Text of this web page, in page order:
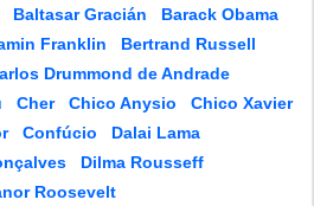
Baltasar Gracián
Barack Obama
Franklin
Bertrand Russell
Drummond de Andrade
Cher Chico Anysio
Chico Xavier
Confúcio
Dalai Lama
Dilma Rousseff
Roosevelt